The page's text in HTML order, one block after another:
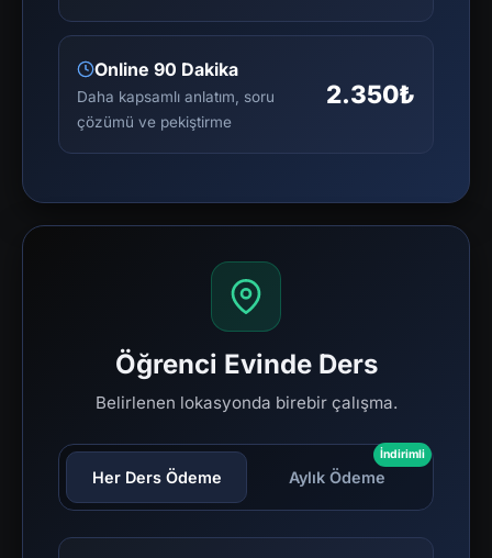
Online 90 Dakika
Daha kapsamlı anlatım, soru
çözümü ve pekiştirme
2.350₺
Öğrenci Evinde Ders
Belirlenen lokasyonda birebir çalışma.
Her Ders Ödeme Aylık Ödeme
İndirimli